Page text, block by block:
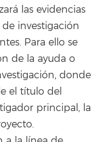
las evidencias
investigación
Para ello se
de la ayuda o
donde
el título del
principal, la